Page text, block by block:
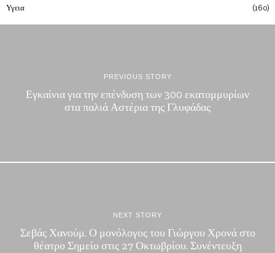
Υγεια 160
PREVIOUS STORY
Εγκαίνια για την επένδυση των 300 εκατομμυρίων
στα παλιά Αστέρια της Γλυφάδας
NEXT STORY
Σεβάς Χανούμ. Ο μονόλογος του Γιώργου Χρονά στο
θέατρο Σημείο στις 27 Οκτωβρίου. Συνέντευξη